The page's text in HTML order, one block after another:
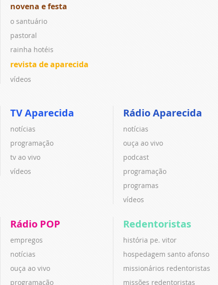
novena e festa
o santuário
pastoral
rainha hotéis
revista de aparecida
vídeos
TV Aparecida
notícias
programação
tv ao vivo
vídeos
Rádio Aparecida
notícias
ouça ao vivo
podcast
programação
programas
vídeos
Rádio POP
empregos
notícias
ouça ao vivo
programação
Redentoristas
história pe. vitor
hospedagem santo afonso
missionários redentoristas
missões redentoristas